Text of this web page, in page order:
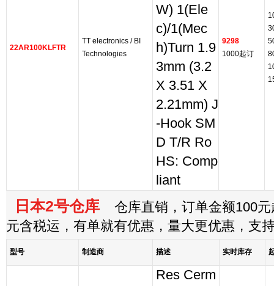
22AR100KLFTR
TT electronics / BI
Technologies
W) 1(Ele
c)/1(Mec
h)Turn 1.9
3mm (3.2
X 3.51 X
2.21mm) J
-Hook SM
D T/R Ro
HS: Comp
liant
9298
1000起订
日本2号仓库 仓库直销，订单金额100元
元含税运，有单就有优惠，量大更优惠，支
型号 制造商 描述 实时库存
Res Cerm